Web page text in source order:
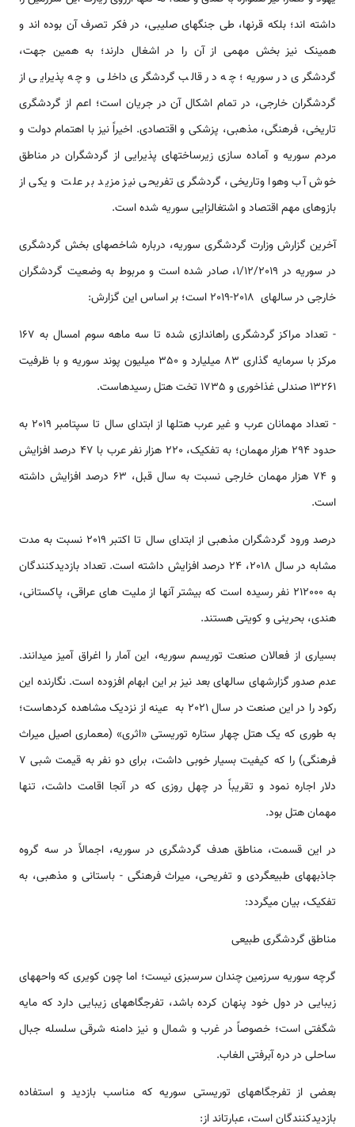
داشته اند؛ بلکه قرنها، طی جنگهای صلیبی، در فکر تصرف آن بوده اند و
همینک نیز بخش مهمی از آن را در اشغال دارند؛ به همین جهت،
گردشگری در سوریه؛ چه در قالب گردشگری داخلی و چه پذیرایی از
گردشگران خارجی، در تمام اشکال آن در جریان است؛ اعم از گردشگری
تاریخی، فرهنگی، مذهبی، پزشکی و اقتصادی. اخیراً نیز با اهتمام دولت و
مردم سوریه و آماده سازی زیرساختهای پذیرایی از گردشگران در مناطق
خوش آب وهوا وتاریخی، گردشگری تفریحی نیز مزید بر علت و یکی از
بازوهای مهم اقتصاد و اشتغال­زایی سوریه شده است.
آخرین گزارش وزارت گردشگری سوریه، درباره شاخص­های بخش گردشگری
در سوریه در 1/12/2019، صادر شده است و مربوط به وضعیت گردشگران
خارجی در سالهای 2018-2019 است؛ بر اساس این گزارش:
- تعداد مراکز گردشگری راه­اندازی شده تا سه ماهه سوم امسال به 167
مرکز با سرمایه گذاری 83 میلیارد و 350 میلیون پوند سوریه و با ظرفیت
13261 صندلی غذاخوری و 1735 تخت هتل رسیده­است.
- تعداد مهمانان عرب و غیر عرب هتل­ها از ابتدای سال تا سپتامبر 2019 به
حدود 294 هزار مهمان؛ به تفکیک، 220 هزار نفر عرب با 47 درصد افزایش
و 74 هزار مهمان خارجی نسبت به سال قبل، 63 درصد افزایش داشته
است.
درصد ورود گردشگران مذهبی از ابتدای سال تا اکتبر 2019 نسبت به مدت
مشابه در سال 2018، 24 درصد افزایش داشته است. تعداد بازدیدکنندگان
به 212000 نفر رسیده است که بیشتر آنها از ملیت های عراقی، پاکستانی،
هندی، بحرینی و کویتی هستند.
بسیاری از فعالان صنعت توریسم سوریه، این آمار را اغراق آمیز می­دانند.
عدم صدور گزارش­های سال­های بعد نیز بر این ابهام افزوده است. نگارنده این
رکود را در این صنعت در سال 2021 به عینه از نزدیک مشاهده کرده­است؛
به طوری که یک هتل چهار ستاره توریستی «اثری» (معماری اصیل میراث
فرهنگی) را که کیفیت بسیار خوبی داشت، برای دو نفر به قیمت شبی 7
دلار اجاره نمود و تقریباً در چهل روزی که در آنجا اقامت داشت، تنها
مهمان هتل بود.
در این قسمت، مناطق هدف گردشگری در سوریه، اجمالاً در سه گروه
جاذبه­های طبیعگردی و تفریحی، میراث فرهنگی - باستانی و مذهبی، به
تفکیک، بیان می­گردد:
مناطق گردشگری طبیعی
گرچه سوریه سرزمین چندان سرسبزی نیست؛ اما چون کویری که واحه­های
زیبایی در دول خود پنهان کرده باشد، تفرج­گاه­های زیبایی دارد که مایه
شگفتی است؛ خصوصاً در غرب و شمال و نیز دامنه شرقی سلسله جبال
ساحلی در دره آبرفتی الغاب.
بعضی از تفرج­گاه­های توریستی سوریه که مناسب بازدید و استفاده
بازدیدکنندگان است، عبارت­اند از: